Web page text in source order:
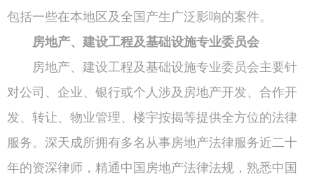
包括一些在本地区及全国产生广泛影响的案件。
房地产、建设工程及基础设施专业委员会
房地产、建设工程及基础设施专业委员会主要针
对公司、企业、银行或个人涉及房地产开发、合作开
发、转让、物业管理、楼宇按揭等提供全方位的法律
服务。深天成所拥有多名从事房地产法律服务近二十
年的资深律师，精通中国房地产法律法规，熟悉中国